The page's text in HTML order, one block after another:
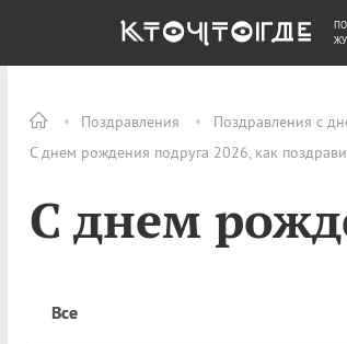
Поздравления Поздравления с
С днем рождения подруга 2026, как
С днем
Все
ОБЩЕСТВО